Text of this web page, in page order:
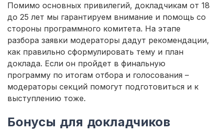
Помимо основных привилегий, докладчикам от 18
до 25 лет мы гарантируем внимание и помощь со
стороны программного комитета. На этапе
разбора заявки модераторы дадут рекомендации,
как правильно сформулировать тему и план
доклада. Если он пройдет в финальную
программу по итогам отбора и голосования –
модераторы секций помогут подготовиться и к
выступлению тоже.
Бонусы для докладчиков